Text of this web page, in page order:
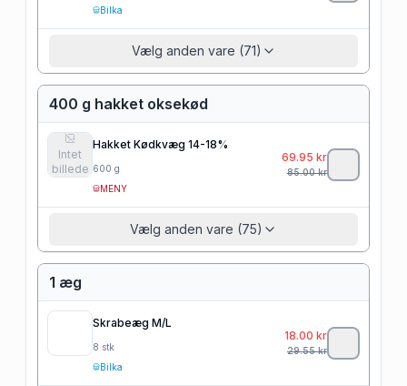
Bilka
Vælg anden vare (71)
400 g hakket oksekød
Intet
billede
Hakket Kødkvæg 14-18%
600 g
MENY
69.95 kr
85.00kr
Vælg anden vare (75)
1 æg
Skrabeæg M/L
8 stk
Bilka
18.00 kr
29.55kr